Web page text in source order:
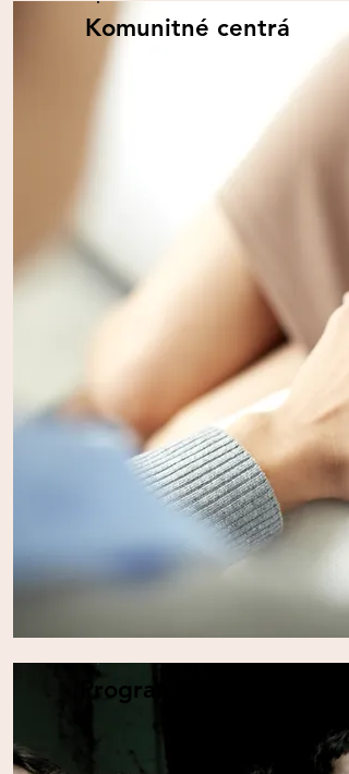
Komunitné centrá
Program SPODaSK